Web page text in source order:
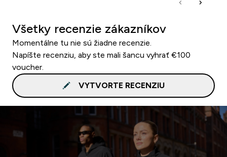
Všetky recenzie zákazníkov
Momentálne tu nie sú žiadne recenzie.
Napíšte recenziu, aby ste mali šancu vyhrať €100
voucher.
VYTVORTE RECENZIU